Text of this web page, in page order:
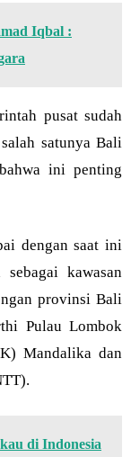
Iqbal :
pusat sudah
satunya Bali
ini penting
dengan saat ini
kawasan
provinsi Bali
Pulau Lombok
Mandalika dan
di Indonesia